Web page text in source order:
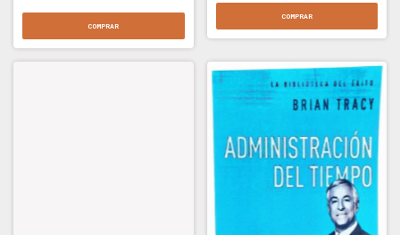
COMPRAR
COMPRAR